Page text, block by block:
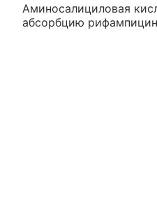
Аминосалициловая
абсорбцию